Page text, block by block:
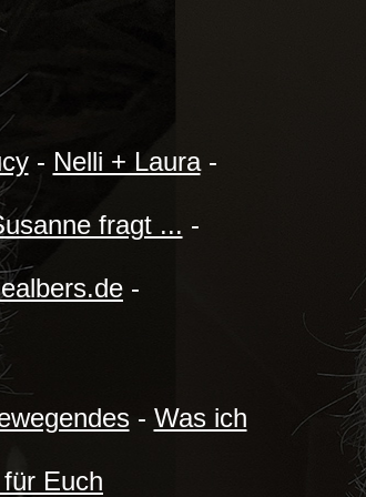
- Nelli + Laura-
fragt ... -
-
- Was ich
Euch